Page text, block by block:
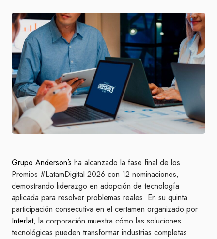
Grupo Anderson’s ha alcanzado la fase final de los
Premios #LatamDigital 2026 con 12 nominaciones,
demostrando liderazgo en adopción de tecnología
aplicada para resolver problemas reales. En su quinta
participación consecutiva en el certamen organizado por
Interlat, la corporación muestra cómo las soluciones
tecnológicas pueden transformar industrias completas.